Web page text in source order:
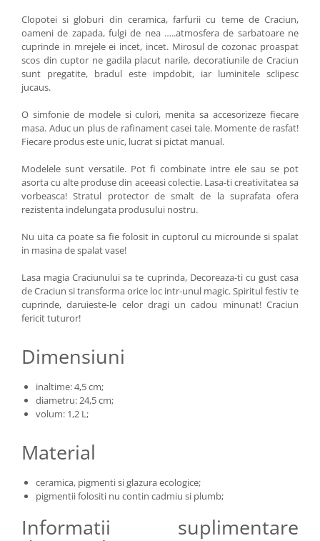
Clopotei si globuri din ceramica, farfurii cu teme de Craciun,
oameni de zapada, fulgi de nea …..atmosfera de sarbatoare ne
cuprinde in mrejele ei incet, incet. Mirosul de cozonac proaspat
scos din cuptor ne gadila placut narile, decoratiunile de Craciun
sunt pregatite, bradul este impdobit, iar luminitele sclipesc
jucaus.
O simfonie de modele si culori, menita sa accesorizeze fiecare
masa. Aduc un plus de rafinament casei tale. Momente de rasfat!
Fiecare produs este unic, lucrat si pictat manual.
Modelele sunt versatile. Pot fi combinate intre ele sau se pot
asorta cu alte produse din aceeasi colectie. Lasa-ti creativitatea sa
vorbeasca! Stratul protector de smalt de la suprafata ofera
rezistenta indelungata produsului nostru.
Nu uita ca poate sa fie folosit in cuptorul cu microunde si spalat
in masina de spalat vase!
Lasa magia Craciunului sa te cuprinda, Decoreaza-ti cu gust casa
de Craciun si transforma orice loc intr-unul magic. Spiritul festiv te
cuprinde, daruieste-le celor dragi un cadou minunat! Craciun
fericit tuturor!
Dimensiuni
inaltime: 4,5 cm;
diametru: 24,5 cm;
volum: 1,2 L;
Material
ceramica, pigmenti si glazura ecologice;
pigmentii folositi nu contin cadmiu si plumb;
Informatii suplimentare